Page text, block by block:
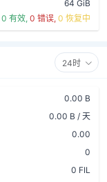
64 GiB
0 有效, 0 错误, 0 恢复中
24时
0.00 B
0.00 B / 天
0.00
0
0 FIL